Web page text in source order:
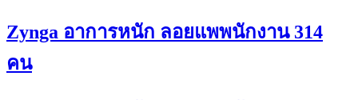
Zynga อาการหนัก ลอยแพพนักงาน 314
คน